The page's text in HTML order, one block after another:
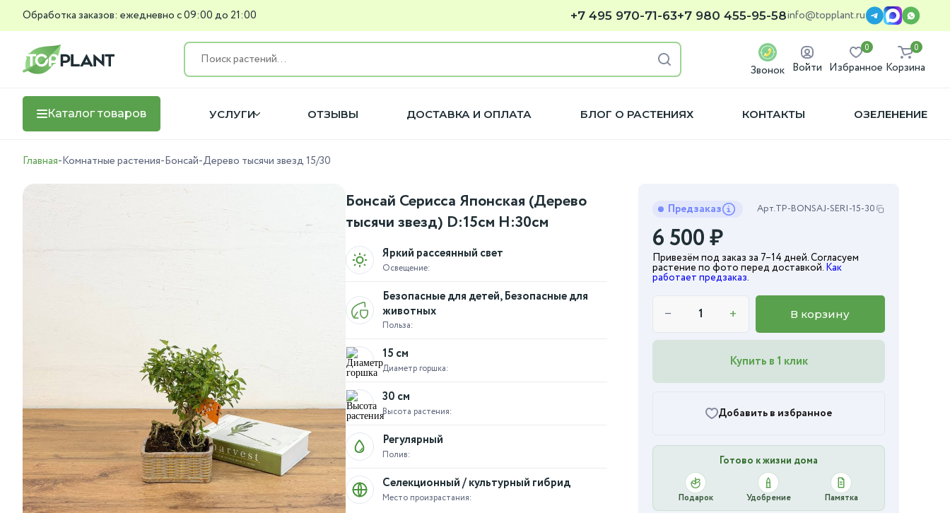
Обработка заказов: ежедневно с 09:00 до 21:00 +7 495 970-71-63+7 980 455-95-58info@topplant.ru
Звонок Войти
0
Избранное
0
Корзина
Каталог товаров УСЛУГИ ОТЗЫВЫ ДОСТАВКА И ОПЛАТА БЛОГ О РАСТЕНИЯХ КОНТАКТЫ ОЗЕЛЕНЕНИЕ
Главная-Комнатные растения-Бонсай-Дерево тысячи звезд 15/30
Бонсай Серисса Японская (Дерево
тысячи звезд) D:15см H:30см
Освещение:
Яркий рассеянный свет
Польза:
Безопасные для детей, Безопасные для
животных
Диаметр горшка:
15 см
Высота растения:
30 см
Полив:
Регулярный
Место произрастания:
Селекционный / культурный гибрид
Предзаказ Арт.TP-BONSAJ-SERI-15-30
6 500₽
Привезём под заказ за 7–14 дней. Согласуем
растение по фото перед доставкой. Как
работает предзаказ.
− + В корзину
Купить в 1 клик
Добавить в избранное
Готово к жизни дома
Подарок Удобрение Памятка